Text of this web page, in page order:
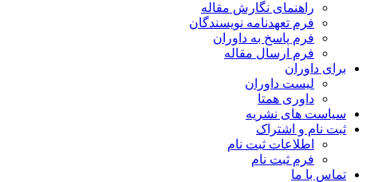
راهنمای نگارش مقاله
فرم تعهدنامه نویسندگان
فرم پاسخ به داوران
فرم ارسال مقاله
برای داوران
لیست داوران
داوری همتا
سیاست های نشریه
ثبت نام و اشتراک
اطلاعات ثبت نام
فرم ثبت نام
تماس با ما